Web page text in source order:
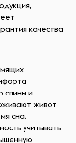
качества
спины и
живот
сна.
учитывать